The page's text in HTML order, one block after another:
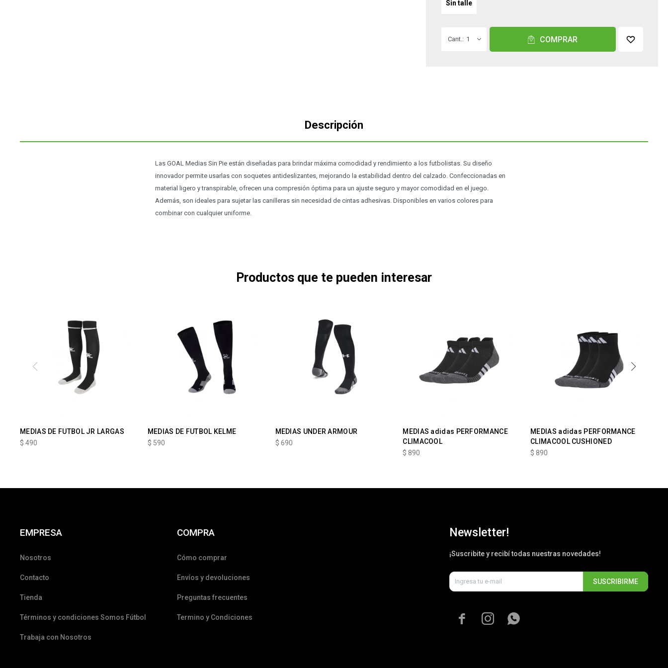
Sin talle
1 COMPRAR
Descripción
Las GOAL Medias Sin Pie están diseñadas para brindar máxima comodidad y rendimiento a los futbolistas. Su diseño
innovador permite usarlas con soquetes antideslizantes, mejorando la estabilidad dentro del calzado. Confeccionadas en
material ligero y transpirable, ofrecen una compresión óptima para un ajuste seguro y mayor comodidad en el juego.
Además, son ideales para sujetar las canilleras sin necesidad de cintas adhesivas. Disponibles en varios colores para
combinar con cualquier uniforme.
Productos que te pueden interesar
MEDIAS DE FUTBOL JR LARGAS
$ 490
MEDIAS DE FUTBOL KELME
$ 590
MEDIAS UNDER ARMOUR
$ 690
MEDIAS adidas PERFORMANCE
CLIMACOOL
$ 890
MEDIAS adidas PERFORMANCE
CLIMACOOL CUSHIONED
$ 890
EMPRESA
Nosotros
Contacto
Tienda
Términos y condiciones Somos Fútbol
Trabaja con Nosotros
COMPRA
Cómo comprar
Envíos y devoluciones
Preguntas frecuentes
Termino y Condiciones
Newsletter!
¡Suscribite y recibí todas nuestras novedades!
SUSCRIBIRME
  